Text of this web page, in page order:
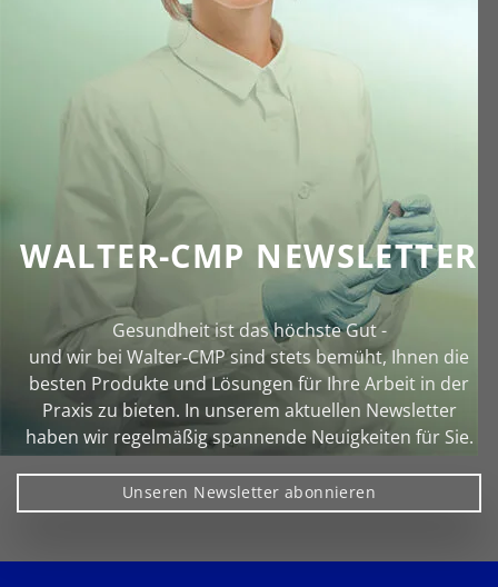
WALTER-CMP NEWSLETTER
Gesundheit ist das höchste Gut -
und wir bei Walter‑CMP sind stets bemüht, Ihnen die
besten Produkte und Lösungen für Ihre Arbeit in der
Praxis zu bieten. In unserem aktuellen Newsletter
haben wir regelmäßig spannende Neuigkeiten für Sie.
Unseren Newsletter abonnieren